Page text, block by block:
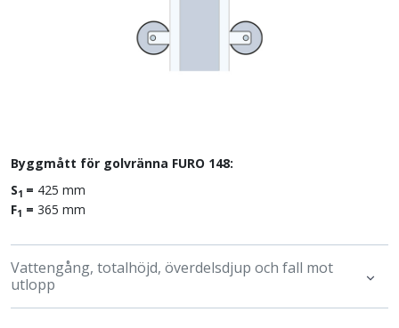
Byggmått för golvränna FURO 148:
S1 = 425 mm
F1 = 365 mm
Vattengång, totalhöjd, överdelsdjup och fall mot
utlopp